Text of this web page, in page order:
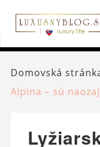
Domovská
Alpina – sú